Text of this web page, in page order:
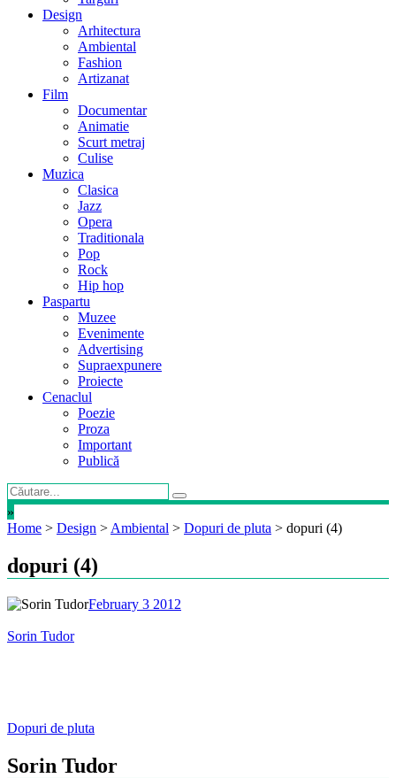
Design
Arhitectura
Ambiental
Fashion
Artizanat
Film
Documentar
Animatie
Scurt metraj
Culise
Muzica
Clasica
Jazz
Opera
Traditionala
Pop
Rock
Hip hop
Paspartu
Muzee
Evenimente
Advertising
Supraexpunere
Proiecte
Cenaclul
Poezie
Proza
Important
Publică
»
Home > Design > Ambiental > Dopuri de pluta > dopuri (4)
dopuri (4)
February 3 2012
Sorin Tudor
Post
navigation
Dopuri de pluta
Sorin Tudor